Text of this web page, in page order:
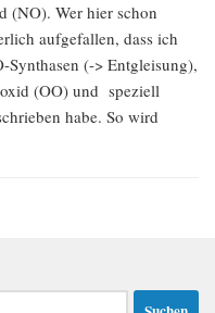
(NO). Wer hier schon
aufgefallen, dass ich
Synthasen (-> Entgleisung),
(OO) und speziell
habe. So wird